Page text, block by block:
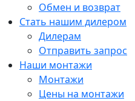
Обмен и возврат
Стать нашим дилером
Дилерам
Отправить запрос
Наши монтажи
Монтажи
Цены на монтажи